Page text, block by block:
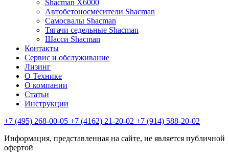
Shacman X6000
Автобетоносмесители Shacman
Самосвалы Shacman
Тягачи седельные Shacman
Шасси Shacman
Контакты
Сервис и обслуживание
Лизинг
О Технике
О компании
Статьи
Инструкции
+7 (495) 268-00-05 +7 (4162) 21-20-02 +7 (914) 588-20-02
Информация, представленная на сайте, не является публичной
офертой